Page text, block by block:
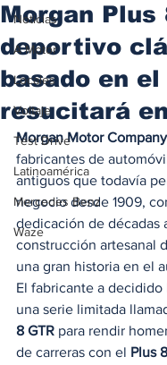
Noticias
A Motor
Locales
Voltaje
Test Drive
Latinoamérica
Mercedes Benz
Waze
Morgan Plus
deportivo
basado en el
resucitará
Morgan Motor Company
fabricantes de
antiguos que todavía
negocio desde 1909,
dedicación de décadas
construcción artesanal
una gran historia en el
El fabricante a decidido
una serie limitada
8 GTR para rendir
de carreras con el Plus 8